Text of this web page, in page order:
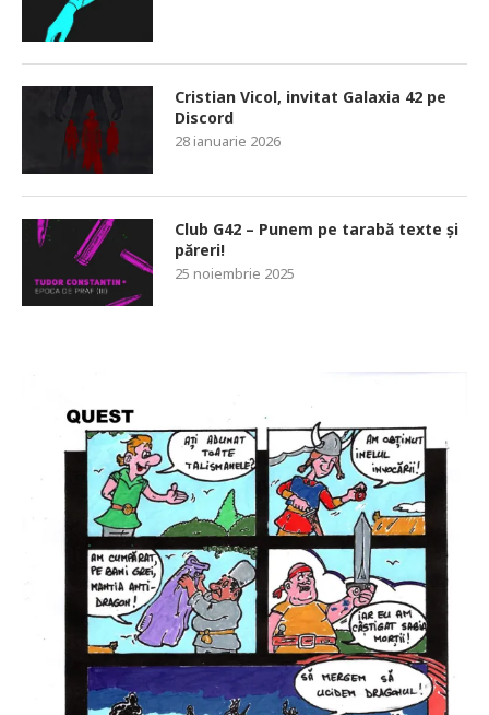
Cristian Vicol, invitat Galaxia 42 pe
Discord
28 ianuarie 2026
Club G42 – Punem pe tarabă texte și
păreri!
25 noiembrie 2025